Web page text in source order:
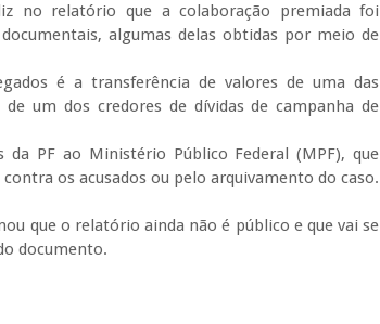
no relatório que a colaboração premiada foi
algumas delas obtidas por meio de
é a transferência de valores de uma das
um dos credores de dívidas de campanha de
da PF ao Ministério Público Federal (MPF), que
os acusados ou pelo arquivamento do caso.
que o relatório ainda não é público e que vai se
documento.